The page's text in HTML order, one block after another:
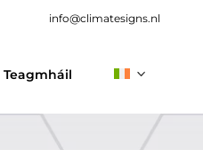
info@climatesigns.nl
Teagmháil